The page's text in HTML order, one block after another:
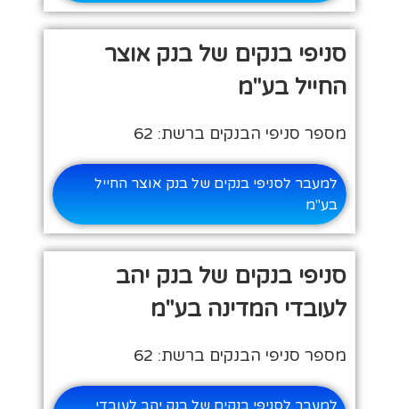
סניפי בנקים של בנק אוצר
החייל בע"מ
מספר סניפי הבנקים ברשת: 62
למעבר לסניפי בנקים של בנק אוצר החייל
בע"מ
סניפי בנקים של בנק יהב
לעובדי המדינה בע"מ
מספר סניפי הבנקים ברשת: 62